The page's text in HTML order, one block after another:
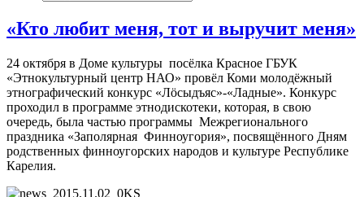
«Кто любит меня, тот и выручит меня»
24 октября в Доме культуры посёлка Красное ГБУК
«Этнокультурный центр НАО» провёл Коми молодёжный
этнографический конкурс «Лöсыдъяс»-«Ладные». Конкурс
проходил в программе этнодискотеки, которая, в свою
очередь, была частью программы Межрегионального
праздника «Заполярная Финноугория», посвящённого Дням
родственных финноугорских народов и культуре Республике
Карелия.